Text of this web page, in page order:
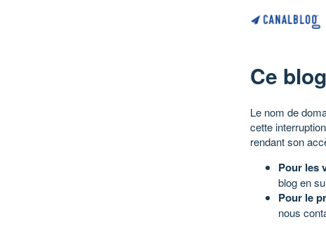
Ce
Le nom de
cette
rendant son
Pour les
blog en
Pour le
nous